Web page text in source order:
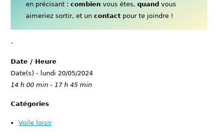
en précisant :combien vous êtes,quand vous
aimeriez sortir, et uncontact pour te joindre !
-
Date / Heure
Date(s) - lundi 20/05/2024
14 h 00 min - 17 h 45 min
Catégories
Voile loisir